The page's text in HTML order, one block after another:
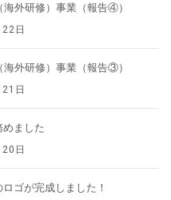
外研修）事業（報告④）
日
外研修）事業（報告③）
日
めました
日
ゴが完成しました！